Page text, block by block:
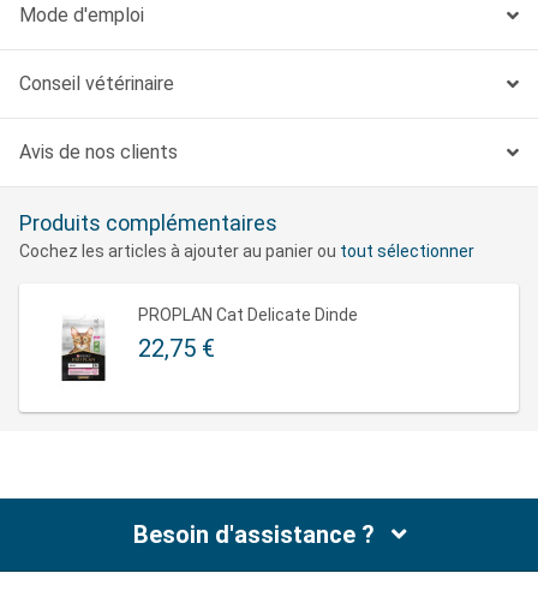
Recette très savoureuse.
ingrédients de haute qualité comme la dinde.
PROPLAN
Mode d'emploi
Conseil vétérinaire
Avis de nos clients
Produits complémentaires
Cochez les articles à ajouter au panier ou tout sélectionner
PROPLAN Cat Delicate Dinde
22,75 €
Besoin d'assistance ?